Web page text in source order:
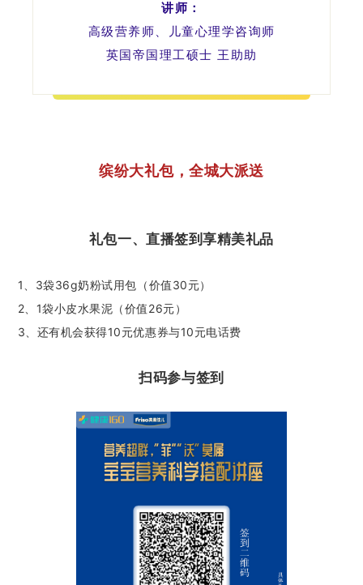
讲师：
高级营养师、儿童心理学咨询师
英国帝国理工硕士 王助助
缤纷大礼包，全城大派送
礼包一、直播签到享精美礼品
1、3袋36g奶粉试用包（价值30元）
2、1袋小皮水果泥（价值26元）
3、还有机会获得10元优惠券与10元电话费
扫码参与签到